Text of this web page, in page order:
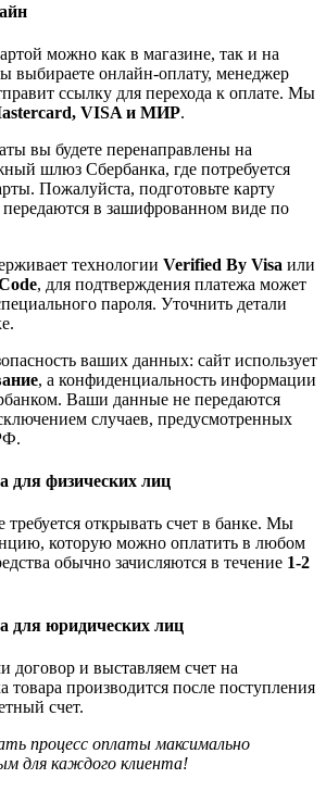
можно как в магазине, так и на
выбираете онлайн-оплату, менеджер
ссылку для перехода к оплате. Мы
VISA и МИР.
вы будете перенаправлены на
шлюз Сбербанка, где потребуется
Пожалуйста, подготовьте карту
передаются в зашифрованном виде по
технологии Verified By Visa или
, для подтверждения платежа может
пароля. Уточнить детали
ваших данных: сайт использует
, а конфиденциальность информации
Ваши данные не передаются
случаев, предусмотренных
для физических лиц
требуется открывать счет в банке. Мы
которую можно оплатить в любом
обычно зачисляются в течение 1-2
для юридических лиц
договор и выставляем счет на
товара производится после поступления
счет.
процесс оплаты максимально
для каждого клиента!